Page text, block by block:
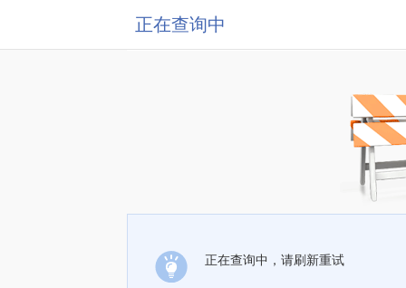
正在查询中
正在查询中，请刷新重试